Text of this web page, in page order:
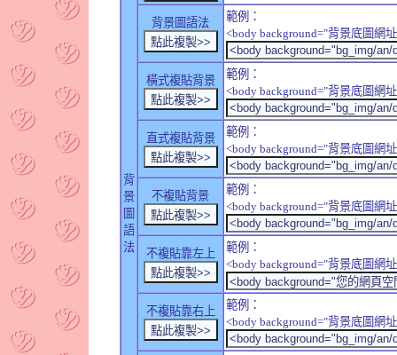
背
景
圖
語
法
背景圖語法
範例：
<body background="背景底圖網
橫式複貼背景
範例：
<body background="背景底圖網
直式複貼背景
範例：
<body background="背景底圖網
不複貼背景
範例：
<body background="背景底圖網
不複貼靠左上
範例：
<body background="背景底圖網
不複貼靠右上
範例：
<body background="背景底圖網